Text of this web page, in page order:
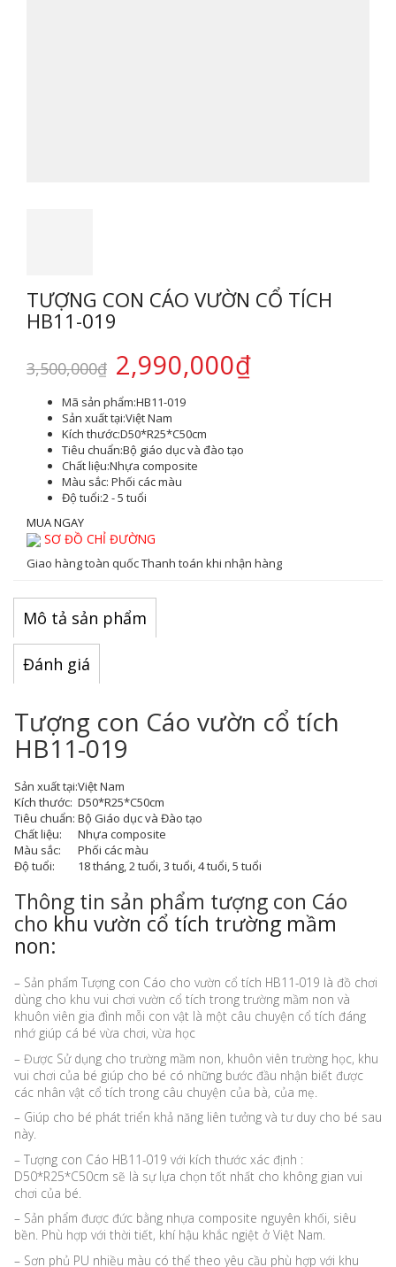
TƯỢNG CON CÁO VƯỜN CỔ TÍCH
HB11-019
3,500,000₫ 2,990,000₫
Mã sản phẩm:HB11-019
Sản xuất tại:Việt Nam
Kích thước:D50*R25*C50cm
Tiêu chuẩn:Bộ giáo dục và đào tạo
Chất liệu:Nhựa composite
Màu sắc: Phối các màu
Độ tuổi:2 - 5 tuổi
MUA NGAY
SƠ ĐỒ CHỈ ĐƯỜNG
Giao hàng toàn quốcThanh toán khi nhận hàng
Mô tả sản phẩm
Đánh giá
Tượng con Cáo vườn cổ tích
HB11-019
Sản xuất tại:Việt Nam
Kích thước: D50*R25*C50cm
Tiêu chuẩn: Bộ Giáo dục và Đào tạo
Chất liệu:
Nhựa composite
Màu sắc:
Phối các màu
Độ tuổi:
18 tháng, 2 tuổi, 3 tuổi, 4 tuổi, 5 tuổi
Thông tin sản phẩm tượng con Cáo
cho khu vườn cổ tích trường mầm
non:
– Sản phẩm Tượng con Cáo cho vườn cổ tích HB11-019 là đồ chơi
dùng cho khu vui chơi vườn cổ tích trong trường mầm non và
khuôn viên gia đình mỗi con vật là một câu chuyện cổ tích đáng
nhớ giúp cá bé vừa chơi, vừa học
– Được Sử dụng cho trường mầm non, khuôn viên trường học, khu
vui chơi của bé giúp cho bé có những bước đầu nhận biết được
các nhân vật cổ tích trong câu chuyện của bà, của mẹ.
– Giúp cho bé phát triển khả năng liên tưởng và tư duy cho bé sau
này.
– Tượng con Cáo HB11-019 với kích thước xác định :
D50*R25*C50cm sẽ là sự lựa chọn tốt nhất cho không gian vui
chơi của bé.
– Sản phẩm được đức bằng nhựa composite nguyên khối, siêu
bền. Phù hợp với thời tiết, khí hậu khắc ngiệt ở Việt Nam.
– Sơn phủ PU nhiều màu có thể theo yêu cầu phù hợp với khu